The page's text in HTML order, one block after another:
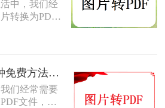
中，我们经
转换为PDF
或打印。无
证件照，还
速选出最适
汇总了四种
：
怎么图片转pdf？五种免费方法对比与实操指南（附详细表格）！
们经常需要
文件，以